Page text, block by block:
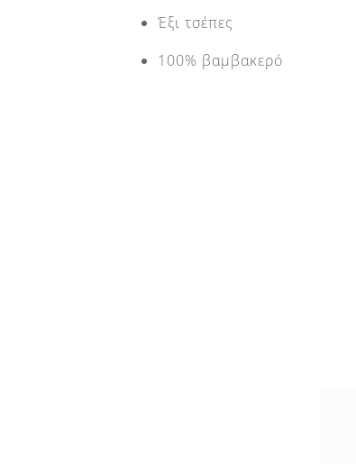
Έξι τσέπες
100% βαμβακερό